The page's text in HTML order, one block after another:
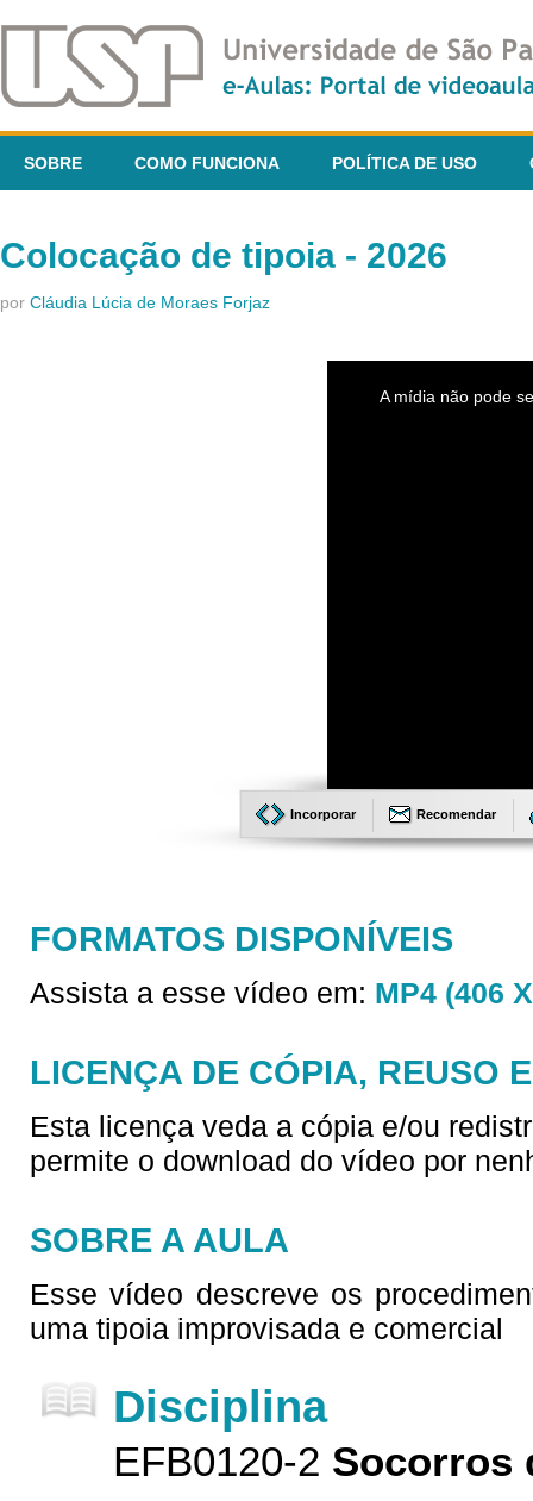
SOBRE COMO FUNCIONA POLÍTICA DE USO
Colocação de tipoia - 2026
por Cláudia Lúcia de Moraes Forjaz
A mídia não pode
Incorporar Recomendar
FORMATOS DISPONÍVEIS
Assista a esse vídeo em: MP4 (406
LICENÇA DE CÓPIA, REUSO
Esta licença veda a cópia e/ou
permite o download do vídeo por
SOBRE A AULA
Esse vídeo descreve os
uma tipoia improvisada e comercial
Disciplina
EFB0120-2 Socorros